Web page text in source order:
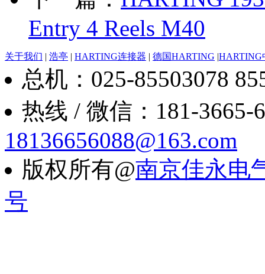
Entry 4 Reels M40
关于我们 | 浩亭 | HARTING连接器 | 德国HARTING |HARTING
总机：025-85503078
热线 / 微信：181-3665-
18136656088@163.com
版权所有@南京佳永电
号